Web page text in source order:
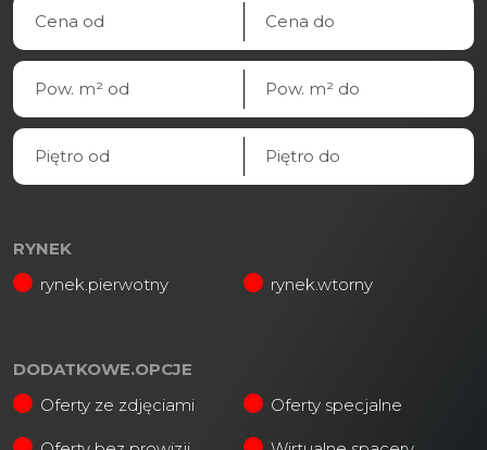
RYNEK
rynek.pierwotny
rynek.wtorny
DODATKOWE.OPCJE
Oferty ze zdjęciami
Oferty specjalne